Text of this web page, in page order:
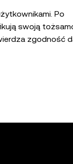
Po
swoją
w imieniu stron